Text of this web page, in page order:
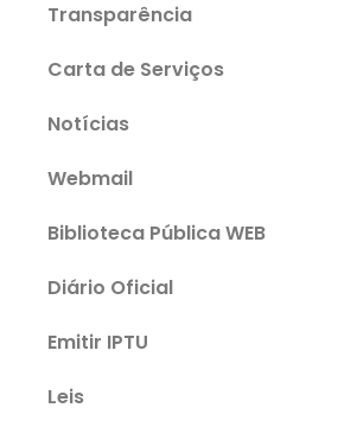
Transparência
Carta de Serviços
Notícias
Webmail
Biblioteca Pública WEB
Diário Oficial
Emitir IPTU
Leis